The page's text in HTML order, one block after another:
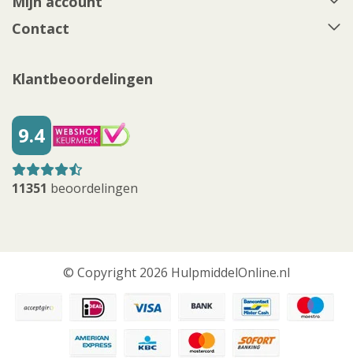
Contact
Klantbeoordelingen
9.4
11351 beoordelingen
© Copyright 2026 HulpmiddelOnline.nl